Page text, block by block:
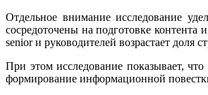
Отдельное внимание исследование
сосредоточены на подготовке
senior и руководителей возрастает доля
При этом исследование показывает,
формирование информационной